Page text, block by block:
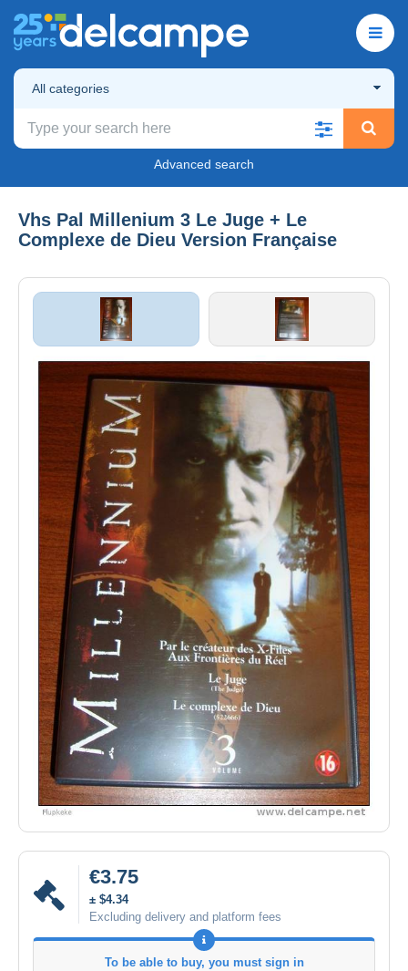
All categories
Advanced search
Vhs Pal Millenium 3 Le Juge + Le
Complexe de Dieu Version Française
€3.75
± $4.34
Excluding delivery and platform fees
To be able to buy, you must sign in